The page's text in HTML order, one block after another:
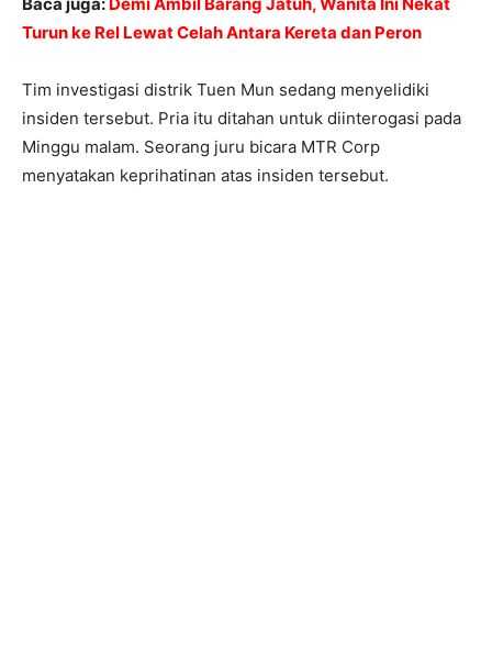
Baca juga: Demi Ambil Barang Jatuh, Wanita Ini Nekat
Turun ke Rel Lewat Celah Antara Kereta dan Peron
Tim investigasi distrik Tuen Mun sedang menyelidiki
insiden tersebut. Pria itu ditahan untuk diinterogasi pada
Minggu malam. Seorang juru bicara MTR Corp
menyatakan keprihatinan atas insiden tersebut.